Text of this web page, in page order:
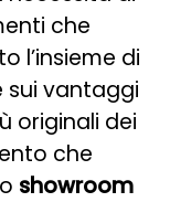
che
l’insieme di
sui vantaggi
originali dei
che
showroom